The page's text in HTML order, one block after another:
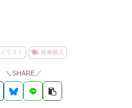
イラスト 新車購入
＼SHARE／